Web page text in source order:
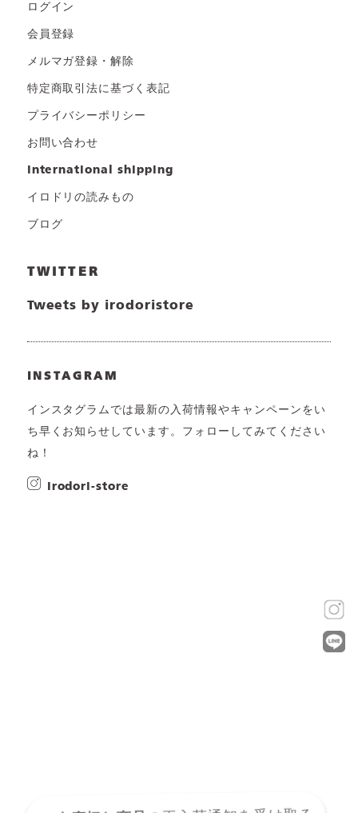
ログイン
会員登録
メルマガ登録・解除
特定商取引法に基づく表記
プライバシーポリシー
お問い合わせ
international shipping
イロドリの読みもの
ブログ
TWITTER
Tweets by irodoristore
INSTAGRAM
インスタグラムでは最新の入荷情報やキャンペーンをい
ち早くお知らせしています。フォローしてみてください
ね！
irodori-store